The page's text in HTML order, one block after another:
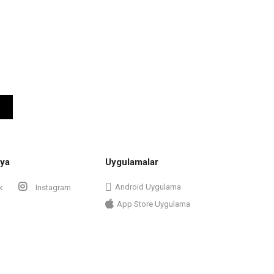
Instagram
Uygulamalar
Android Uygulama
App Store Uygulama